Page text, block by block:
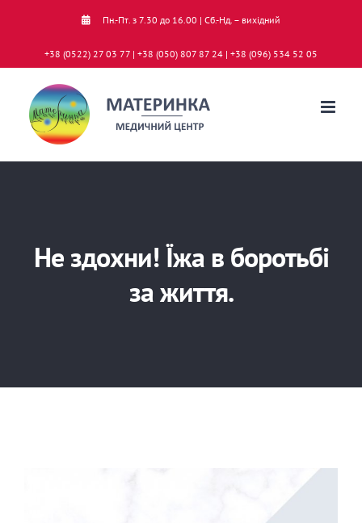
Пн.-Пт. з 7.30 до 16.00 | Сб.-Нд. – вихідний
+38 (0522) 27 03 77 | +38 (050) 807 87 24 | +38 (096) 534 52 05
Не здохни! Їжа в боротьбі
за життя.